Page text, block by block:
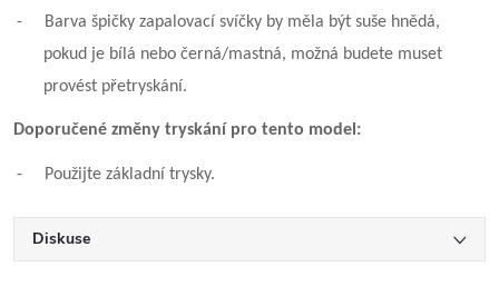
-
Barva špičky zapalovací svíčky by měla být suše hnědá,
pokud je bílá nebo černá/mastná, možná budete muset
provést přetryskání.
Doporučené změny tryskání pro tento model:
- Použijte základní trysky.
Diskuse